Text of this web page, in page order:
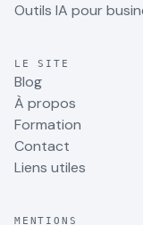
Outils IA pour
LE SITE
Blog
À propos
Formation
Contact
Liens utiles
MENTIONS